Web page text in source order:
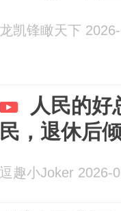
龙凯锋瞰天下
人民的好
民，退休后
逗趣小Joker 2026-